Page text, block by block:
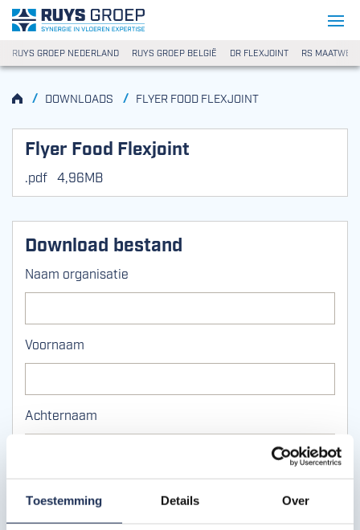
Toestemming Details Over
Ga naar content
Ruys Groep
RUYS GROEP NEDERLAND RUYS GROEP BELGIË DR FLEXJOINT RS
HOMEDOWNLOADS
/ FLYER FOOD FLEXJOINT
/
Flyer Food Flexjoint
.pdf 4,96MB
Download bestand
Naam organisatie
Voornaam
Achternaam